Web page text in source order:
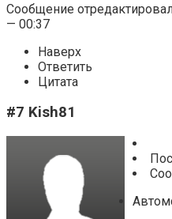
Сообщение
— 00:37
Наверх
Ответить
Цитата
#7 Kish81